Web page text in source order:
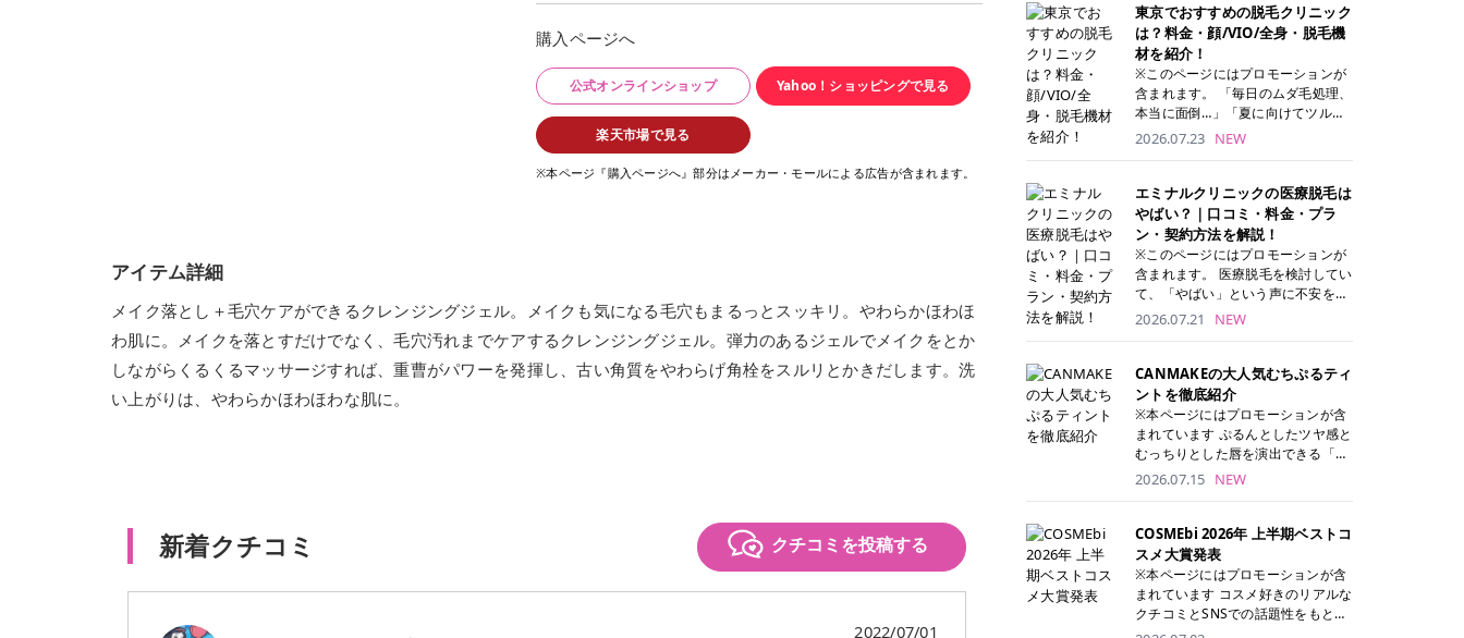
購入ページへ
公式オンラインショップ Yahoo！ショッピングで見る
楽天市場で見る
※本ページ『購入ページへ』部分はメーカー・モールによる広告が含まれます。
アイテム詳細
メイク落とし＋毛穴ケアができるクレンジングジェル。メイクも気になる毛穴もまるっとスッキリ。やわらかほわほ
わ肌に。メイクを落とすだけでなく、毛穴汚れまでケアするクレンジングジェル。弾力のあるジェルでメイクをとか
しながらくるくるマッサージすれば、重曹がパワーを発揮し、古い角質をやわらげ角栓をスルリとかきだします。洗
い上がりは、やわらかほわほわな肌に。
新着クチコミ クチコミを投稿する
2022/07/01
トナーパッドは洗顔後に肌をやさし
く拭き取ることで、古い角質や余分
な皮脂汚れをオフしながら、うるお
いを与えられるのが特徴✨ さらに、
気になる部分には数分のせて部分用
パックとしても使用できるため、1
両方を叶えられます。 韓国コスメブ
ランドを中心に人気を集めていまし
たが、現在では日本でも定番のスキ
ンケアアイテムとして幅広い世代に
愛用されています。 トナーパッドの
特徴 トナーパッドと拭き取り化粧水
の違い 「トナーパッド」と「拭き取
り化粧水」はどちらも洗顔後に使用
するスキンケアアイテムですが、使
い方や特徴に違いがあります。 トナ
ーパッドは、化粧水があらかじめパ
ッドに含まれているため、コットン
を用意する手間がなく、忙しい朝で
もサッと使えるのが魅力です。 ま
た、保湿成分を豊富に配合した商品
が多く、拭き取り後にそのまま部分
用パックとして使えるトナーパッド
も増えています。 一方、拭き取り化
粧水は液体タイプのため、コットン
整しやすく、お気に入りの化粧水を
使いたい方やコストを抑えて続けた
い方にもおすすめです。 トナーパッ
ドのメリット トナーパッドは、角質
ケア・保湿ケア・部分用パックまで
東京でおすすめの脱毛クリニック
は？料金・顔/VIO/全身・脱毛機
材を紹介！
※このページにはプロモーションが
含まれます。 「毎日のムダ毛処理、
本当に面倒…」「夏に向けてツルツ
ル肌になりたい！」 そう思って東京
べばいいの？と迷ってしまいますよ
ね。 この記事では、医療脱毛の基本
から、東京で特に通いやすいフレイ
アクリニック・レジーナクリニッ
ク・エミナルクリニック・リゼクリ
ニックの4院について、分かりやす
リニックを見つけて、面倒な自己処
理から卒業しちゃいましょう♪ クリ
ニック 全身＋VIO 全身＋VIO＋顔 特
徴 脱毛器 詳細 フレイアクリニック
52,800円(税込)/5回 94,600円(税
込)/5回 肌への負担に配慮しなが
ら、コストパフォーマンスも重視し
たい方に！ メディオスターモノリス
メディオスターNeXT PRO 公式サイ
ト> レジーナクリニック 52,800円
(税込)/5回 99,000円(税込)/5回 ジェ
ントルシリーズを選べるため、脱毛
機にこだわりたい方におすすめ！ ジ
ェントルマックスプロ ジェントルマ
ックスプロプラス ジェントルレーズ
プロ ソプラノチタニウム 公式サイ
2026.07.23 NEW
エミナルクリニックの医療脱毛は
やばい？｜口コミ・料金・プラ
ン・契約方法を解説！
※このページにはプロモーションが
含まれます。 医療脱毛を検討してい
て、「やばい」という声に不安を抱
える方も多いのではないでしょう
体系をはじめ、学生や友人同士でお
得になる割引キャンペーン、無料カ
ウンセリングから施術までの具体的
なステップを分かりやすく解説しま
す。 これから手軽に全身医療脱毛を
後までチェックして、ご自身にぴっ
ください！ クリニック 全身＋VIO
全身＋VIO＋顔 特徴 脱毛器 詳細 フ
レイアクリニック 52,800円(税込)/5
回 94,600円(税込)/5回 肌への負担
に配慮しながら、コストパフォーマ
ンスも重視したい方に！ メディオス
2026.07.21 NEW
CANMAKEの大人気むちぷるティ
ントを徹底紹介
※本ページにはプロモーションが含
まれています ぷるんとしたツヤ感と
むっちりとした唇を演出できる「C
ANMAKE（キャンメイク）むちぷる
湿ケアも叶えられることから、SNS
でも話題の人気リップです。 「自分
にはどのカラーが似合う？」「イエ
ベ・ブルベ別のおすすめは？」と気
になっている方も多いのではないで
2026.07.15 NEW
COSMEbi 2026年 上半期ベストコ
スメ大賞発表
※本ページにはプロモーションが含
まれています コスメ好きのリアルな
クチコミとSNSでの話題性をもとに
選出された、COSMEbi 2026年上半